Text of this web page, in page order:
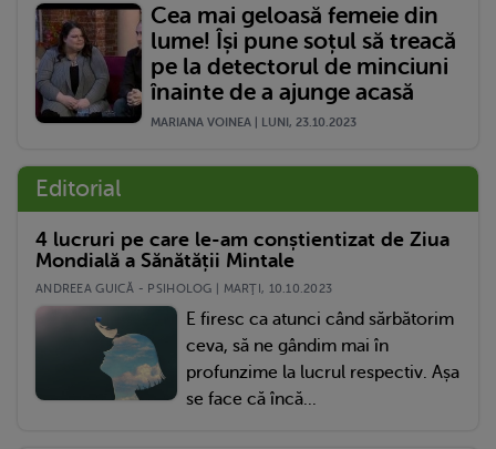
Cea mai geloasă femeie din
lume! Își pune soțul să treacă
pe la detectorul de minciuni
înainte de a ajunge acasă
MARIANA VOINEA | LUNI, 23.10.2023
Editorial
4 lucruri pe care le-am conștientizat de Ziua
Mondială a Sănătății Mintale
ANDREEA GUICĂ - PSIHOLOG | MARŢI, 10.10.2023
E firesc ca atunci când sărbătorim
ceva, să ne gândim mai în
profunzime la lucrul respectiv. Așa
se face că încă...